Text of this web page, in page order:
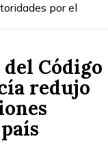
por el
Código
redujo